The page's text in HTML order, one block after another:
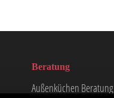
Beratung
Außenküchen Beratung